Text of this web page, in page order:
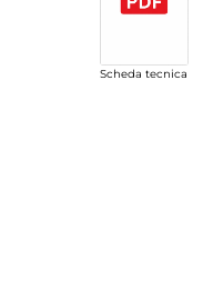
Scheda tecnica